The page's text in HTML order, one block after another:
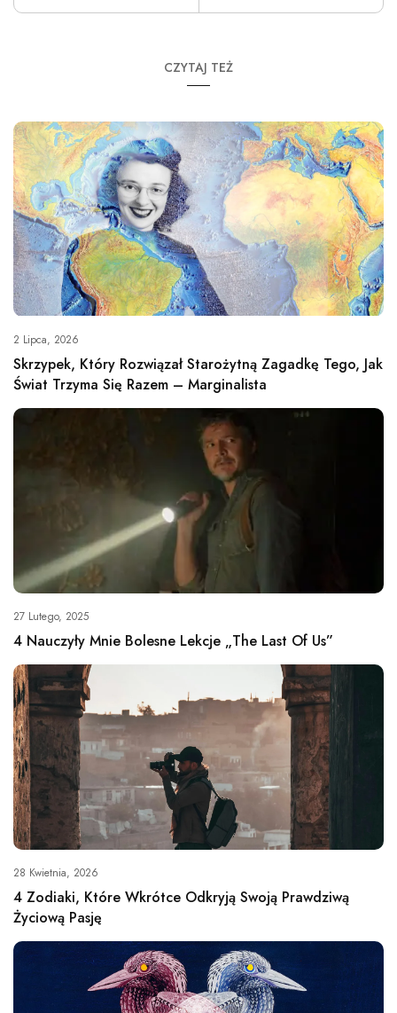
CZYTAJ TEŻ
2 Lipca, 2026
Skrzypek, Który Rozwiązał Starożytną Zagadkę Tego, Jak
Świat Trzyma Się Razem – Marginalista
27 Lutego, 2025
4 Nauczyły Mnie Bolesne Lekcje „The Last Of Us”
28 Kwietnia, 2026
4 Zodiaki, Które Wkrótce Odkryją Swoją Prawdziwą
Życiową Pasję